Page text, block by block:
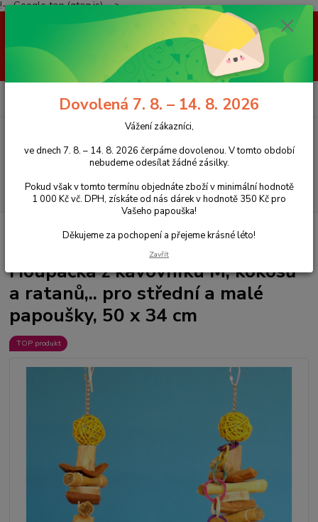
!-- Google tag (gtag.js) -->
Vážení zákazníci, ve dnech 7. 8. – 14. 8. 2026 čerpáme dovolenou. V
tomto období nebudeme odesílat žádné zásilky. Pokud však v tomto
termínu objednáte zboží v minimální hodnotě 1 000 Kč vč. DPH, získáte
od nás dárek v hodnotě 350 Kč pro Vašeho papouška! Děkujeme za
pochopení a přejeme krásné léto!
Menu
CZK
Hledat
(Po-Pá, 8-16 hod.)
kokosů a ratanů,.. pro střední a malé papoušky, 50 x 34 cm
Houpačka z kávovníku M, kokosů
a ratanů,.. pro střední a malé
papoušky, 50 x 34 cm
TOP produkt
Dovolená 7. 8. – 14. 8. 2026
Vážení zákazníci,
ve dnech 7. 8. – 14. 8. 2026 čerpáme dovolenou. V tomto období
nebudeme odesílat žádné zásilky.
Pokud však v tomto termínu objednáte zboží v minimální hodnotě
1 000 Kč vč. DPH, získáte od nás dárek v hodnotě 350 Kč pro
Vašeho papouška!
Děkujeme za pochopení a přejeme krásné léto!
Zavřít